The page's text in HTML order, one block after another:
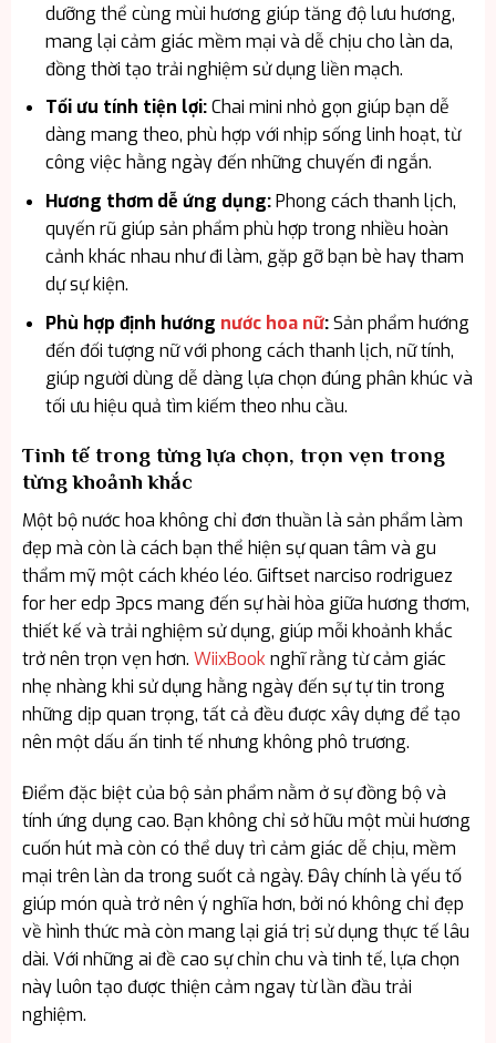
dưỡng thể cùng mùi hương giúp tăng độ lưu hương,
mang lại cảm giác mềm mại và dễ chịu cho làn da,
đồng thời tạo trải nghiệm sử dụng liền mạch.
Tối ưu tính tiện lợi:Chai mini nhỏ gọn giúp bạn dễ
dàng mang theo, phù hợp với nhịp sống linh hoạt, từ
công việc hằng ngày đến những chuyến đi ngắn.
Hương thơm dễ ứng dụng:Phong cách thanh lịch,
quyến rũ giúp sản phẩm phù hợp trong nhiều hoàn
cảnh khác nhau như đi làm, gặp gỡ bạn bè hay tham
dự sự kiện.
Phù hợp định hướng nước hoa nữ:Sản phẩm hướng
đến đối tượng nữ với phong cách thanh lịch, nữ tính,
giúp người dùng dễ dàng lựa chọn đúng phân khúc và
tối ưu hiệu quả tìm kiếm theo nhu cầu.
Tinh tế trong từng lựa chọn, trọn vẹn trong
từng khoảnh khắc
Một bộ nước hoa không chỉ đơn thuần là sản phẩm làm
đẹp mà còn là cách bạn thể hiện sự quan tâm và gu
thẩm mỹ một cách khéo léo. Giftset narciso rodriguez
for her edp 3pcs mang đến sự hài hòa giữa hương thơm,
thiết kế và trải nghiệm sử dụng, giúp mỗi khoảnh khắc
trở nên trọn vẹn hơn. WiixBooknghĩ rằng từ cảm giác
nhẹ nhàng khi sử dụng hằng ngày đến sự tự tin trong
những dịp quan trọng, tất cả đều được xây dựng để tạo
nên một dấu ấn tinh tế nhưng không phô trương.
Điểm đặc biệt của bộ sản phẩm nằm ở sự đồng bộ và
tính ứng dụng cao. Bạn không chỉ sở hữu một mùi hương
cuốn hút mà còn có thể duy trì cảm giác dễ chịu, mềm
mại trên làn da trong suốt cả ngày. Đây chính là yếu tố
giúp món quà trở nên ý nghĩa hơn, bởi nó không chỉ đẹp
về hình thức mà còn mang lại giá trị sử dụng thực tế lâu
dài. Với những ai đề cao sự chỉn chu và tinh tế, lựa chọn
này luôn tạo được thiện cảm ngay từ lần đầu trải
nghiệm.